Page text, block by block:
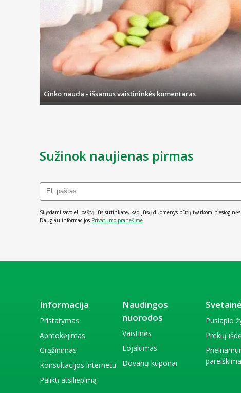
Cinko nauda - išsamus vaistininkės komentaras
Sužinok naujienas pirmas
Siųsdami savo el. paštą Jūs sutinkate, kad jūsų duomenys būtų tvarkomi
Daugiau informacijos Privatumo pranešime
Informacija
Pristatymas
Apmokėjimas
Grąžinimas
Konsultacijos internetu
Palikti atsiliepimą
Naudingos
nuorodos
Vaistinės
Lojalumas
Dovanų kuponai
Puslapio
Prekių